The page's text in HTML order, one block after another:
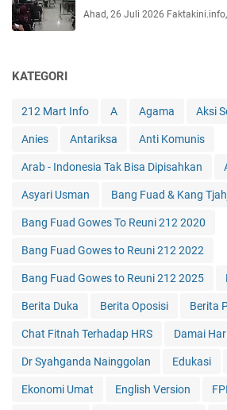
Ahad, 26 Juli 2026
KATEGORI
212 Mart Info A Agama Aksi
Anies Antariksa Anti Komunis
Arab - Indonesia Tak Bisa Dipisahkan
Asyari Usman Bang Fuad & Kang
Bang Fuad Gowes To Reuni 212 2020
Bang Fuad Gowes to Reuni 212 2022
Bang Fuad Gowes to Reuni 212 2025
Berita Duka Berita Oposisi Berita
Chat Fitnah Terhadap HRS Damai
Dr Syahganda Nainggolan Edukasi
Ekonomi Umat English Version